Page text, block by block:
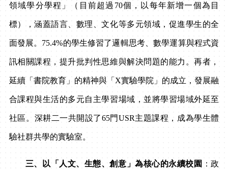
領域學分學程」（目前超過 70個，以每年新增一個為目
標），涵蓋語言、數理、文化等多元領域，促進學生的全
面發展。 75.4%的學生修習了邏輯思考、數學運算與程式資
訊相關課程，提升批判性思維與解決問題的能力。再者，
延續「書院教育」的精神與「 X實驗學院」的成立，發展融
合課程與生活的多元自主學習場域，並將學習場域外延至
社區。深耕二一共開設了65門USR主題課程，成為學生體
驗社群共學的實驗室。
三、以「人文、生態、創意」為核心的永續校園 ：政